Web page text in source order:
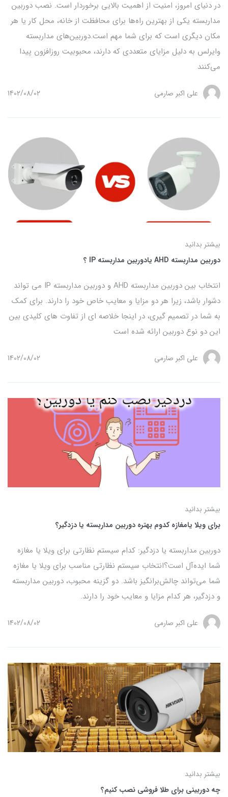
در دنیای امروز، امنیت از اهمیت بالایی برخوردار است. نصب دوربین
مداربسته یکی از بهترین راه‌ها برای محافظت از خانه، محل کار یا هر
مکان دیگری است که برای شما مهم است.دوربین‌های مداربسته
وایرلس به دلیل مزایای متعددی که دارند، محبوبیت روزافزون پیدا
می‌کنند
علی اکبر صارمی 1402/08/02
بیشتر بدانید
دوربین مداربسته AHD یادوربین مداربسته IP ؟
انتخاب بین دوربین مداربسته AHD و دوربین مداربسته IP می تواند
دشوار باشد، زیرا هر دو مزایا و معایب خاص خود را دارند. برای کمک
به شما در تصمیم گیری، در اینجا خلاصه ای از تفاوت های کلیدی بین
این دو نوع دوربین ارائه شده است
علی اکبر صارمی 1402/08/02
بیشتر بدانید
برای ویلا یامغازه کدوم بهتره دوربین مداربسته یا دزدگیر؟
دوربین مداربسته یا دزدگیر: کدام سیستم نظارتی برای ویلا یا مغازه
شما ایده‌آل است؟انتخاب سیستم نظارتی مناسب برای ویلا یا مغازه
شما می‌تواند چالش‌برانگیز باشد. دو گزینه محبوب، دوربین مداربسته
و دزدگیر، هر کدام مزایا و معایب خود را دارند.
علی اکبر صارمی 1402/08/02
بیشتر بدانید
چه دوربینی برای طلا فروشی نصب کنیم؟